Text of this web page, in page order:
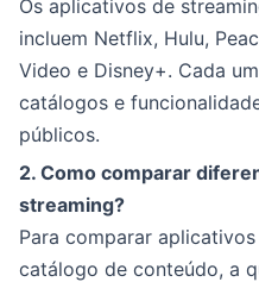
Os aplicativos de
incluem Netflix, Hulu,
Video e Disney+. Cada
catálogos e
públicos.
2. Como comparar
streaming?
Para comparar
catálogo de conteúdo, a